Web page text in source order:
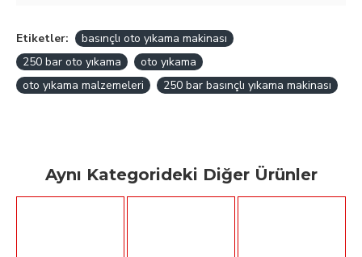
Etiketler:
basınçlı oto yıkama makinası
250 bar oto yıkama
oto yıkama
oto yıkama malzemeleri
250 bar basınçlı yıkama makinası
Aynı Kategorideki Diğer Ürünler